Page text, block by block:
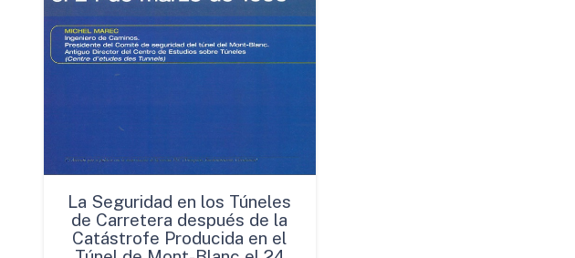
La Seguridad en los Túneles
de Carretera después de la
Catástrofe Producida en el